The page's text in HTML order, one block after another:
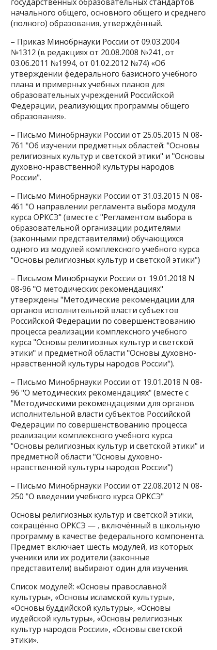
начального общего, основного общего и среднего
(полного) образования, утверждённый.
– Приказ Минобрнауки России от 09.03.2004
№1312 (в редакциях от 20.08.2008 №241, от
03.06.2011 №1994, от 01.02.2012 №74) «Об
утверждении федерального базисного учебного
плана и примерных учебных планов для
образовательных учреждений Российской
Федерации, реализующих программы общего
образования».
– Письмо Минобрнауки России от 25.05.2015 N 08-
761 "Об изучении предметных областей: "Основы
религиозных культур и светской этики" и "Основы
духовно-нравственной культуры народов
России".
– Письмо Минобрнауки России от 31.03.2015 N 08-
461 "О направлении регламента выбора модуля
курса ОРКСЭ" (вместе с "Регламентом выбора в
образовательной организации родителями
(законными представителями) обучающихся
одного из модулей комплексного учебного курса
"Основы религиозных культур и светской этики")
– Письмом Минобрнауки России от 19.01.2018 N
08-96 "О методических рекомендациях"
утверждены "Методические рекомендации для
органов исполнительной власти субъектов
Российской Федерации по совершенствованию
процесса реализации комплексного учебного
курса "Основы религиозных культур и светской
этики" и предметной области "Основы духовно-
нравственной культуры народов России").
– Письмо Минобрнауки России от 19.01.2018 N 08-
96 "О методических рекомендациях" (вместе с
"Методическими рекомендациями для органов
исполнительной власти субъектов Российской
Федерации по совершенствованию процесса
реализации комплексного учебного курса
"Основы религиозных культур и светской этики" и
предметной области "Основы духовно-
нравственной культуры народов России")
– Письмо Минобрнауки России от 22.08.2012 N 08-
250 "О введении учебного курса ОРКСЭ"
Основы религиозных культур и светской этики,
сокращённо ОРКСЭ — , включённый в школьную
программу в качестве федерального компонента.
Предмет включает шесть модулей, из которых
ученики или их родители (законные
представители) выбирают один для изучения.
Список модулей: «Основы православной
культуры», «Основы исламской культуры»,
«Основы буддийской культуры», «Основы
иудейской культуры», «Основы религиозных
культур народов России», «Основы светской
этики».